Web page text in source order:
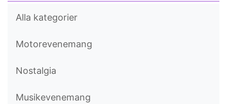
Alla kategorier
Motorevenemang
Nostalgia
Musikevenemang